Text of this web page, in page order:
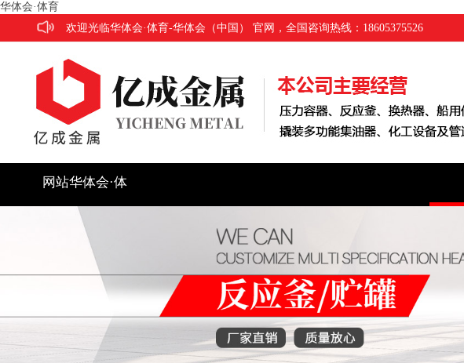
华体会·体育
欢迎光临华体会·体育-华体会（中国） 官网，全国咨询热线：18605375526
网站华体会·体
育